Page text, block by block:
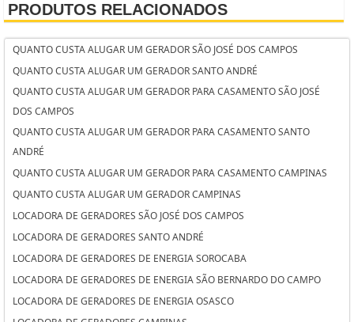
PRODUTOS RELACIONADOS
QUANTO CUSTA ALUGAR UM GERADOR SÃO JOSÉ DOS CAMPOS
QUANTO CUSTA ALUGAR UM GERADOR SANTO ANDRÉ
QUANTO CUSTA ALUGAR UM GERADOR PARA CASAMENTO SÃO JOSÉ
DOS CAMPOS
QUANTO CUSTA ALUGAR UM GERADOR PARA CASAMENTO SANTO
ANDRÉ
QUANTO CUSTA ALUGAR UM GERADOR PARA CASAMENTO CAMPINAS
QUANTO CUSTA ALUGAR UM GERADOR CAMPINAS
LOCADORA DE GERADORES SÃO JOSÉ DOS CAMPOS
LOCADORA DE GERADORES SANTO ANDRÉ
LOCADORA DE GERADORES DE ENERGIA SOROCABA
LOCADORA DE GERADORES DE ENERGIA SÃO BERNARDO DO CAMPO
LOCADORA DE GERADORES DE ENERGIA OSASCO